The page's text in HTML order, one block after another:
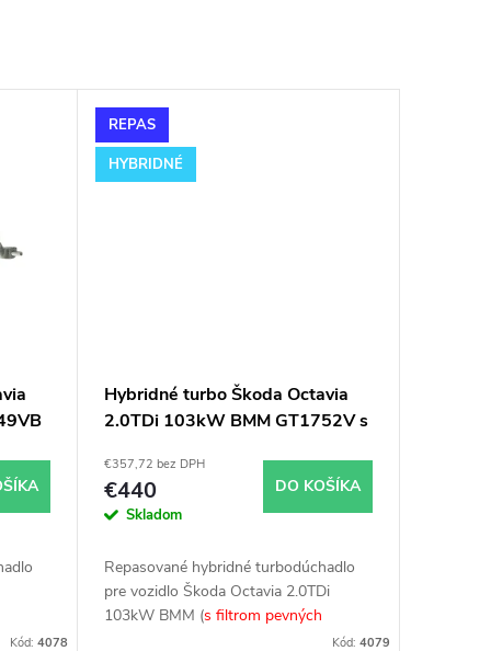
Kód: 4078
REPAS
HYBRIDNÉ
Hybridné turbo Škoda Octavia
2.0TDi 103kW BMM GT1752V s
€357,72 bez DPH
€440
Skladom
DO KOŠÍKA
Repasované hybridné turbodúchadlo
pre vozidlo Škoda Octavia 2.0TDi
103kW BMM (s filtrom pevných
Kód: 4079